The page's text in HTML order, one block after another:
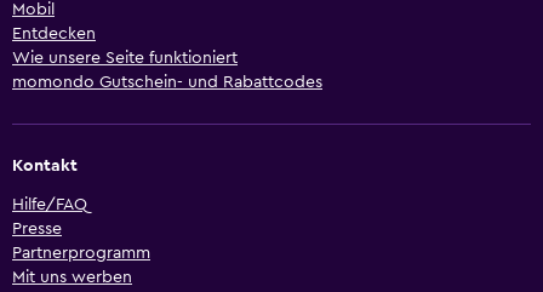
Mobil
Entdecken
Wie unsere Seite funktioniert
momondo Gutschein- und Rabattcodes
Kontakt
Hilfe/FAQ
Presse
Partnerprogramm
Mit uns werben